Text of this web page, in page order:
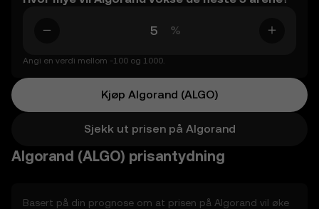
%
Angi en verdi mellom -100 og 1000.
Kjøp Algorand (ALGO)
Sjekk ut prisen på Algorand
Algorand (ALGO) prisantydning
Basert på din prognose om at prisen på Algorand vil øke